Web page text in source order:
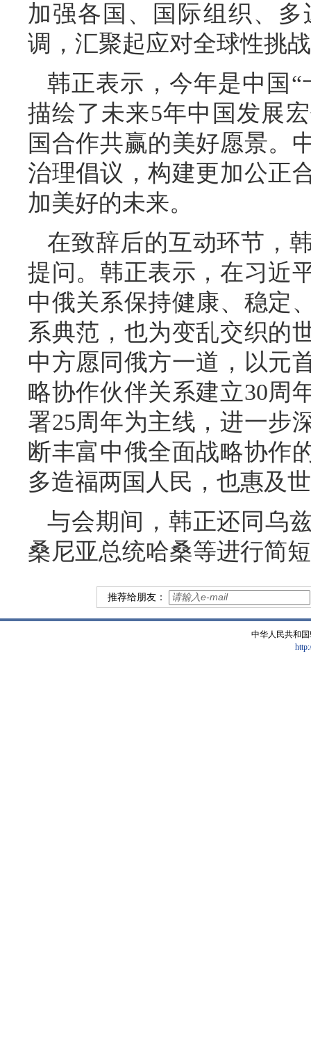
加强各国、国际组织、
调，汇聚起应对全球性挑
韩正表示，今年是中国
描绘了未来5年中国发展
国合作共赢的美好愿景。
治理倡议，构建更加公正
加美好的未来。
在致辞后的互动环节，
提问。韩正表示，在习近
中俄关系保持健康、稳定
系典范，也为变乱交织的
中方愿同俄方一道，以元
略协作伙伴关系建立30周
署25周年为主线，进一步
断丰富中俄全面战略协作
多造福两国人民，也惠及
与会期间，韩正还同乌
桑尼亚总统哈桑等进行简
推荐给朋友：
中华人民共和